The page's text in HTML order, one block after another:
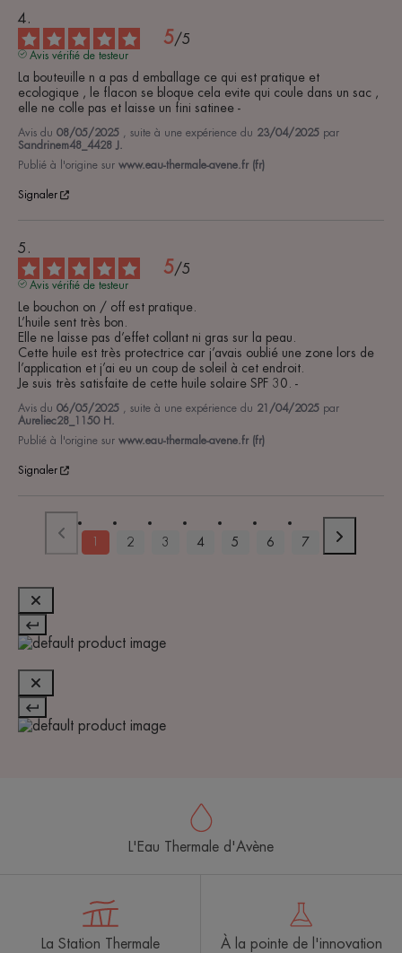
5/5
Avis vérifié de testeur
La bouteuille n a pas d emballage ce qui est pratique et
ecologique , le flacon se bloque cela evite qui coule dans un sac ,
elle ne colle pas et laisse un fini satinee -
Avis du 08/05/2025 , suite à une expérience du 23/04/2025 par
Sandrinem48_4428 J.
Publié à l'origine sur www.eau-thermale-avene.fr (fr)
Signaler
5/5
Avis vérifié de testeur
Le bouchon on / off est pratique.
L’huile sent très bon.
Elle ne laisse pas d’effet collant ni gras sur la peau.
Cette huile est très protectrice car j’avais oublié une zone lors de
l’application et j’ai eu un coup de soleil à cet endroit.
Je suis très satisfaite de cette huile solaire SPF 30. -
Avis du 06/05/2025 , suite à une expérience du 21/04/2025 par
Aureliec28_1150 H.
Publié à l'origine sur www.eau-thermale-avene.fr (fr)
Signaler
2 3 4 5 6 7
L'Eau Thermale d'Avène
La Station Thermale
À la pointe de l'innovation